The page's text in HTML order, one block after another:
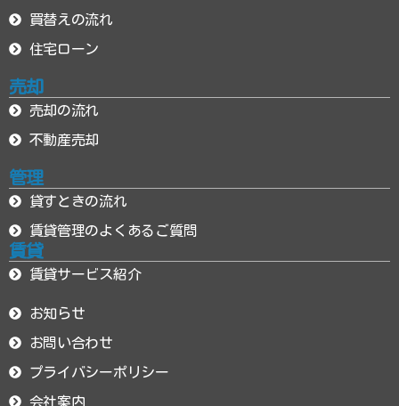
買替えの流れ
住宅ローン
売却
売却の流れ
不動産売却
管理
貸すときの流れ
賃貸管理のよくあるご質問
賃貸
賃貸サービス紹介
お知らせ
お問い合わせ
プライバシーポリシー
会社案内